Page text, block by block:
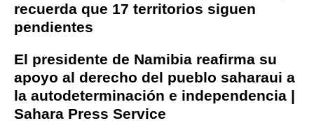
recuerda que 17 territorios siguen
pendientes
El presidente de Namibia reafirma su
apoyo al derecho del pueblo saharaui a
la autodeterminación e independencia |
Sahara Press Service